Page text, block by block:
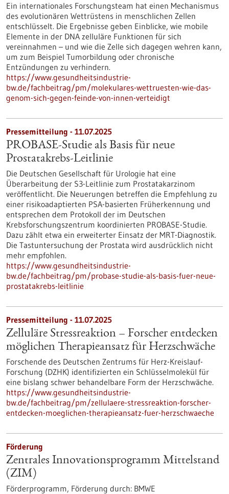
Ein internationales Forschungsteam hat einen Mechanismus
des evolutionären Wettrüstens in menschlichen Zellen
entschlüsselt. Die Ergebnisse geben Einblicke, wie mobile
Elemente in der DNA zelluläre Funktionen für sich
vereinnahmen – und wie die Zelle sich dagegen wehren kann,
um zum Beispiel Tumorbildung oder chronische
Entzündungen zu verhindern.
https://www.gesundheitsindustrie-
bw.de/fachbeitrag/pm/molekulares-wettruesten-wie-das-
genom-sich-gegen-feinde-von-innen-verteidigt
Pressemitteilung - 11.07.2025
PROBASE-Studie als Basis für neue
Prostatakrebs-Leitlinie
Die Deutschen Gesellschaft für Urologie hat eine
Überarbeitung der S3-Leitlinie zum Prostatakarzinom
veröffentlicht. Die Neuerungen betreffen die Empfehlung zu
einer risikoadaptierten PSA-basierten Früherkennung und
entsprechen dem Protokoll der im Deutschen
Krebsforschungszentrum koordinierten PROBASE-Studie.
Dazu zählt etwa ein erweiterter Einsatz der MRT-Diagnostik.
Die Tastuntersuchung der Prostata wird ausdrücklich nicht
mehr empfohlen.
https://www.gesundheitsindustrie-
bw.de/fachbeitrag/pm/probase-studie-als-basis-fuer-neue-
prostatakrebs-leitlinie
Pressemitteilung - 11.07.2025
Zelluläre Stressreaktion – Forscher entdecken
möglichen Therapieansatz für Herzschwäche
Forschende des Deutschen Zentrums für Herz-Kreislauf-
Forschung (DZHK) identifizierten ein Schlüsselmolekül für
eine bislang schwer behandelbare Form der Herzschwäche.
https://www.gesundheitsindustrie-
bw.de/fachbeitrag/pm/zellulaere-stressreaktion-forscher-
entdecken-moeglichen-therapieansatz-fuer-herzschwaeche
Förderung
Zentrales Innovationsprogramm Mittelstand
(ZIM)
Förderprogramm, Förderung durch: BMWE